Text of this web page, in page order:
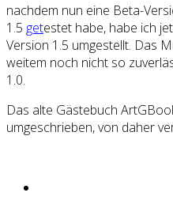
nachdem nun eine Beta-
1.5 getestet habe, habe ich
Version 1.5 umgestellt. Das
weitem noch nicht so
1.0.
Das alte Gästebuch
umgeschrieben, von daher